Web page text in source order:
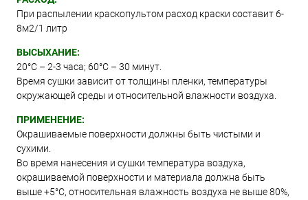
При распылении краскопультом расход краски составит 6-
8м2/1 литр
ВЫСЫХАНИЕ:
20°С – 2-3 часа; 60°С – 30 минут.
Время сушки зависит от толщины пленки, температуры
окружающей среды и относительной влажности воздуха.
ПРИМЕНЕНИЕ:
Окрашиваемые поверхности должны быть чистыми и
сухими.
Во время нанесения и сушки температура воздуха,
окрашиваемой поверхности и материала должна быть
выше +5°C, относительная влажность воздуха не выше 80%,